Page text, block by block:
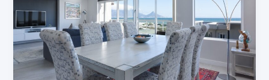
de
votre
mobilier:
1
argument